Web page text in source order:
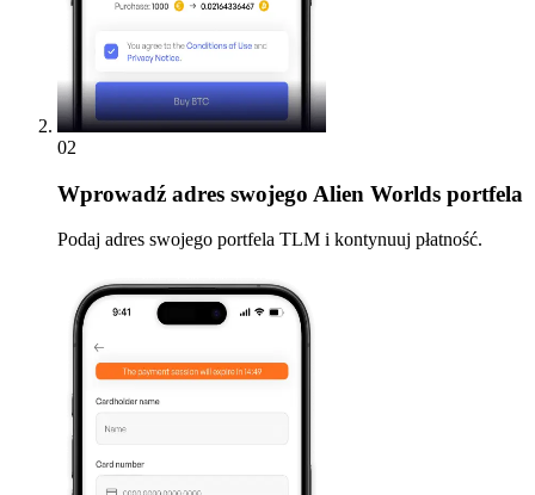
02
Wprowadź adres swojego Alien Worlds portfela
Podaj adres swojego portfela TLM i kontynuuj płatność.